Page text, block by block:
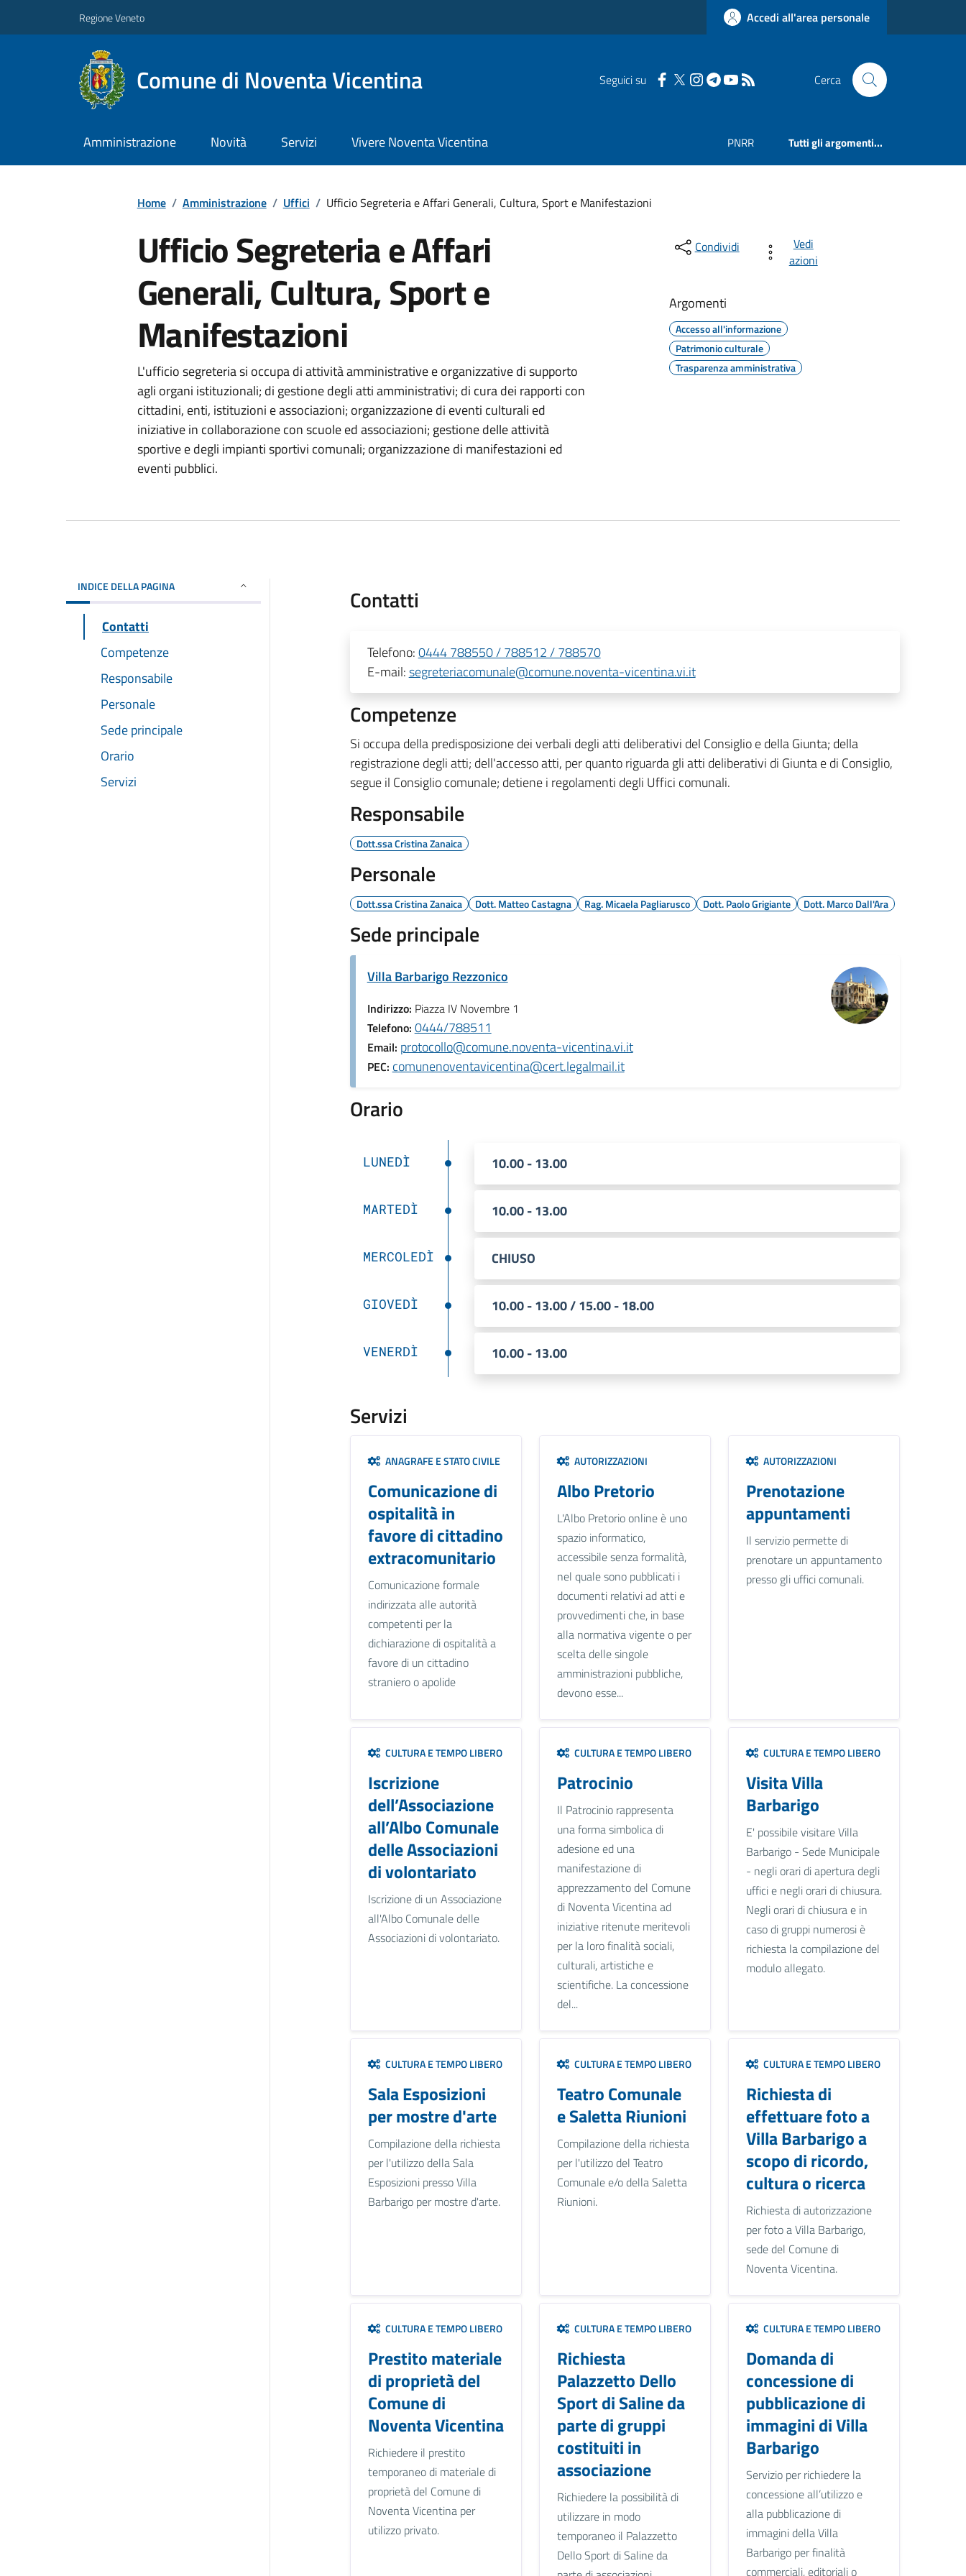
Regione Veneto Accedi all'area personale
Comune di Noventa Vicentina Seguici su Cerca
Amministrazione Novità Servizi Vivere Noventa Vicentina PNRR Tutti gli argomenti...
Home / Amministrazione / Uffici / Ufficio Segreteria e Affari Generali, Cultura, Sport e Manifestazioni
Ufficio Segreteria e Affari
Generali, Cultura, Sport e
Manifestazioni
L'ufficio segreteria si occupa di attività amministrative e organizzative di supporto
agli organi istituzionali; di gestione degli atti amministrativi; di cura dei rapporti con
cittadini, enti, istituzioni e associazioni; organizzazione di eventi culturali ed
iniziative in collaborazione con scuole ed associazioni; gestione delle attività
sportive e degli impianti sportivi comunali; organizzazione di manifestazioni ed
eventi pubblici.
Condividi
Vedi
azioni
Argomenti
Accesso all'informazione
Patrimonio culturale
Trasparenza amministrativa
INDICE DELLA PAGINA
Contatti
Competenze
Responsabile
Personale
Sede principale
Orario
Servizi
Contatti
Telefono:0444 788550 / 788512 / 788570
E-mail:segreteriacomunale@comune.noventa-vicentina.vi.it
Competenze
Si occupa della predisposizione dei verbali degli atti deliberativi del Consiglio e della Giunta; della
registrazione degli atti; dell'accesso atti, per quanto riguarda gli atti deliberativi di Giunta e di Consiglio,
segue il Consiglio comunale; detiene i regolamenti degli Uffici comunali.
Responsabile
Dott.ssa Cristina Zanaica
Personale
Dott.ssa Cristina Zanaica Dott. Matteo Castagna Rag. Micaela Pagliarusco Dott. Paolo Grigiante Dott. Marco Dall'Ara
Sede principale
Villa Barbarigo Rezzonico
Indirizzo: Piazza IV Novembre 1
Telefono: 0444/788511
Email: protocollo@comune.noventa-vicentina.vi.it
PEC: comunenoventavicentina@cert.legalmail.it
Orario
LUNEDÌ 10.00 - 13.00
MARTEDÌ 10.00 - 13.00
MERCOLEDÌ CHIUSO
GIOVEDÌ 10.00 - 13.00 / 15.00 - 18.00
VENERDÌ 10.00 - 13.00
Servizi
ANAGRAFE E STATO CIVILE
Comunicazione di
ospitalità in
favore di cittadino
extracomunitario
Comunicazione formale
indirizzata alle autorità
competenti per la
dichiarazione di ospitalità a
favore di un cittadino
straniero o apolide
AUTORIZZAZIONI
Albo Pretorio
L'Albo Pretorio online è uno
spazio informatico,
accessibile senza formalità,
nel quale sono pubblicati i
documenti relativi ad atti e
provvedimenti che, in base
alla normativa vigente o per
scelta delle singole
amministrazioni pubbliche,
devono esse...
AUTORIZZAZIONI
Prenotazione
appuntamenti
Il servizio permette di
prenotare un appuntamento
presso gli uffici comunali.
CULTURA E TEMPO LIBERO
Iscrizione
dell’Associazione
all’Albo Comunale
delle Associazioni
di volontariato
Iscrizione di un Associazione
all'Albo Comunale delle
Associazioni di volontariato.
CULTURA E TEMPO LIBERO
Patrocinio
Il Patrocinio rappresenta
una forma simbolica di
adesione ed una
manifestazione di
apprezzamento del Comune
di Noventa Vicentina ad
iniziative ritenute meritevoli
per la loro finalità sociali,
culturali, artistiche e
scientifiche. La concessione
del...
CULTURA E TEMPO LIBERO
Visita Villa
Barbarigo
E' possibile visitare Villa
Barbarigo - Sede Municipale
- negli orari di apertura degli
uffici e negli orari di chiusura.
Negli orari di chiusura e in
caso di gruppi numerosi è
richiesta la compilazione del
modulo allegato.
CULTURA E TEMPO LIBERO
Sala Esposizioni
per mostre d'arte
Compilazione della richiesta
per l'utilizzo della Sala
Esposizioni presso Villa
Barbarigo per mostre d'arte.
CULTURA E TEMPO LIBERO
Teatro Comunale
e Saletta Riunioni
Compilazione della richiesta
per l'utilizzo del Teatro
Comunale e/o della Saletta
Riunioni.
CULTURA E TEMPO LIBERO
Richiesta di
effettuare foto a
Villa Barbarigo a
scopo di ricordo,
cultura o ricerca
Richiesta di autorizzazione
per foto a Villa Barbarigo,
sede del Comune di
Noventa Vicentina.
CULTURA E TEMPO LIBERO
Prestito materiale
di proprietà del
Comune di
Noventa Vicentina
Richiedere il prestito
temporaneo di materiale di
proprietà del Comune di
Noventa Vicentina per
utilizzo privato.
CULTURA E TEMPO LIBERO
Richiesta
Palazzetto Dello
Sport di Saline da
parte di gruppi
costituiti in
associazione
Richiedere la possibilità di
utilizzare in modo
temporaneo il Palazzetto
Dello Sport di Saline da
CULTURA E TEMPO LIBERO
Domanda di
concessione di
pubblicazione di
immagini di Villa
Barbarigo
Servizio per richiedere la
concessione all’utilizzo e
alla pubblicazione di
immagini della Villa
Barbarigo per finalità
commerciali, editoriali o